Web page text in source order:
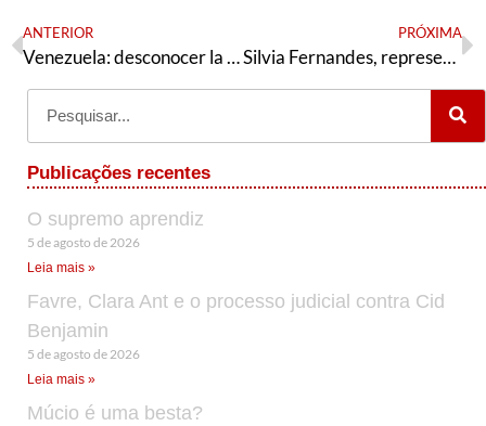
ANTERIOR
Venezuela: desconocer la realidad no justifica la carencia de razón ni la farsa
PRÓXIMA
Silvia Fernandes, representando o Luta Saúde, é candidata ao Setorial de Saúde do PT Bahia
Publicações recentes
O supremo aprendiz
5 de agosto de 2026
Leia mais »
Favre, Clara Ant e o processo judicial contra Cid
Benjamin
5 de agosto de 2026
Leia mais »
Múcio é uma besta?